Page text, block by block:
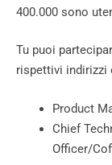
400.000 sono
Tu puoi
rispettivi indirizzi
Product
Chief
Officer/